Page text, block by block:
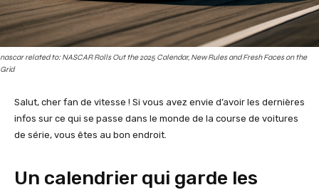
nascar related to: NASCAR Rolls Out the 2025 Calendar, New Rules and Fresh Faces on the
Grid
Salut, cher fan de vitesse ! Si vous avez envie d’avoir les dernières
infos sur ce qui se passe dans le monde de la course de voitures
de série, vous êtes au bon endroit.
Un calendrier qui garde les